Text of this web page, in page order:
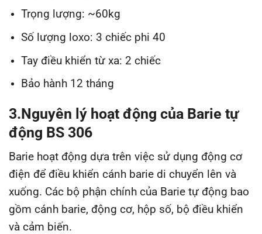
Trọng lượng: ~60kg
Số lượng loxo: 3 chiếc phi 40
Tay điều khiển từ xa: 2 chiếc
Bảo hành 12 tháng
3.Nguyên lý hoạt động của Barie tự
động BS 306
Barie hoạt động dựa trên việc sử dụng động cơ
điện để điều khiển cánh barie di chuyển lên và
xuống. Các bộ phận chính của Barie tự động bao
gồm cánh barie, động cơ, hộp số, bộ điều khiển
và cảm biến.